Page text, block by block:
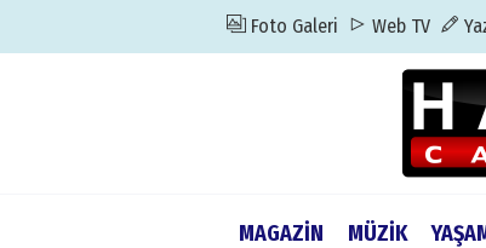
Foto Galeri Web TV
MAGAZİN MÜZİK